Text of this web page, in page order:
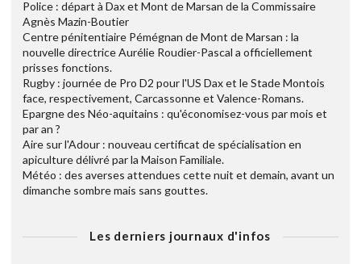
Police : départ à Dax et Mont de Marsan de la Commissaire
Agnès Mazin-Boutier
Centre pénitentiaire Pémégnan de Mont de Marsan : la
nouvelle directrice Aurélie Roudier-Pascal a officiellement
prisses fonctions.
Rugby : journée de Pro D2 pour l'US Dax et le Stade Montois
face, respectivement, Carcassonne et Valence-Romans.
Epargne des Néo-aquitains : qu'économisez-vous par mois et
par an ?
Aire sur l'Adour : nouveau certificat de spécialisation en
apiculture délivré par la Maison Familiale.
Météo : des averses attendues cette nuit et demain, avant un
dimanche sombre mais sans gouttes.
Les derniers journaux d'infos